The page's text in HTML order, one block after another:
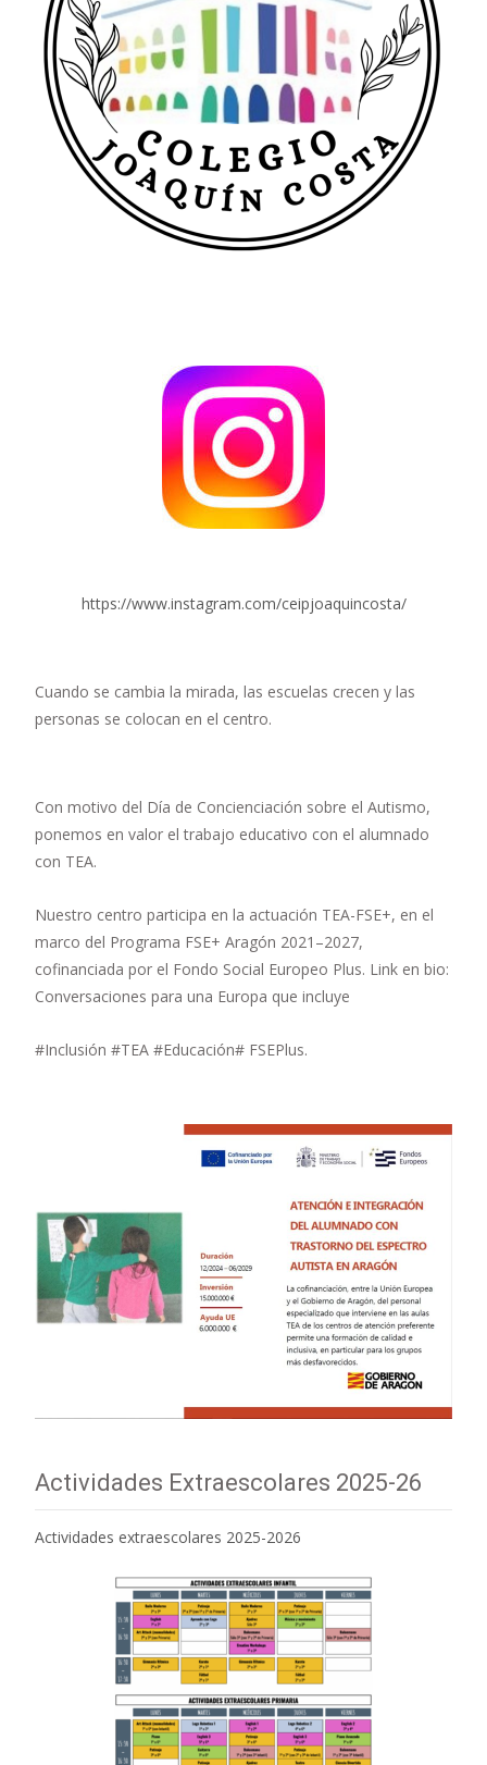
https://www.instagram.com/ceipjoaquincosta/
Cuando se cambia la mirada, las escuelas crecen y las
personas se colocan en el centro.
Con motivo del Día de Concienciación sobre el Autismo,
ponemos en valor el trabajo educativo con el alumnado
con TEA.
Nuestro centro participa en la actuación TEA-FSE+, en el
marco del Programa FSE+ Aragón 2021–2027,
cofinanciada por el Fondo Social Europeo Plus. Link en bio:
Conversaciones para una Europa que incluye
#Inclusión #TEA #Educación# FSEPlus.
Actividades Extraescolares 2025-26
Actividades extraescolares 2025-2026